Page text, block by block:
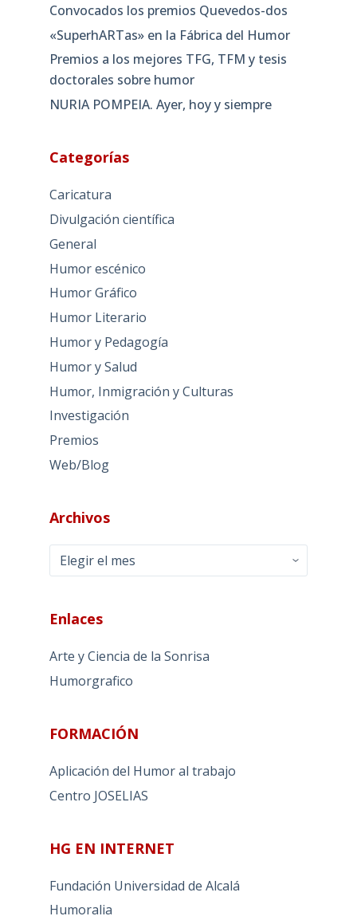
Convocados los premios Quevedos-dos
«SuperhARTas» en la Fábrica del Humor
Premios a los mejores TFG, TFM y tesis
doctorales sobre humor
NURIA POMPEIA. Ayer, hoy y siempre
Categorías
Caricatura
Divulgación científica
General
Humor escénico
Humor Gráfico
Humor Literario
Humor y Pedagogía
Humor y Salud
Humor, Inmigración y Culturas
Investigación
Premios
Web/Blog
Archivos
Archivos
Enlaces
Arte y Ciencia de la Sonrisa
Humorgrafico
FORMACIÓN
Aplicación del Humor al trabajo
Centro JOSELIAS
HG EN INTERNET
Fundación Universidad de Alcalá
Humoralia